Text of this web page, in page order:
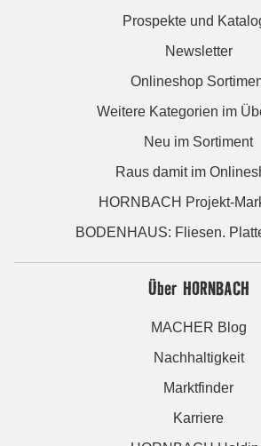
Prospekte und
Newsletter
Onlineshop
Weitere Kategorien im
Neu im Sortiment
Raus damit im
HORNBACH Projekt-
BODENHAUS: Fliesen.
Über HORNBACH
MACHER Blog
Nachhaltigkeit
Marktfinder
Karriere